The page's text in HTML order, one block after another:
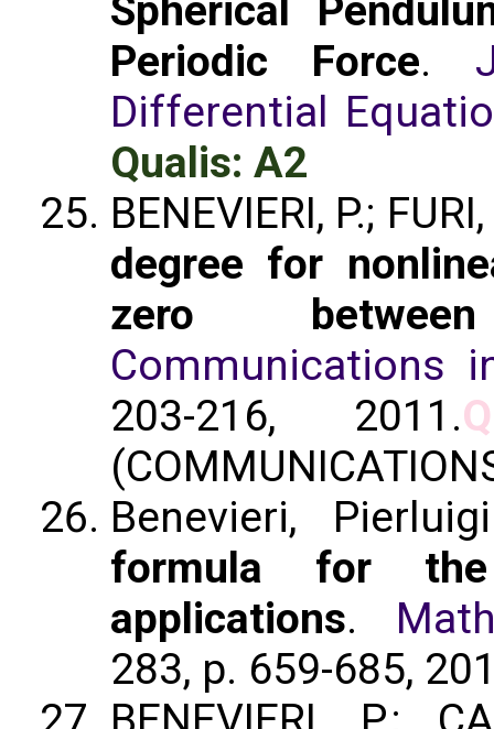
Spherical
Periodic Force.
Differential
Qualis: A2
BENEVIERI, P.;
degree for
zero
Communications
203-216, 2011.
Benevieri,
formula for
applications.
283, p. 659-685,